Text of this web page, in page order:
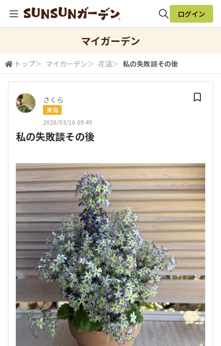
検索
ログイン
マイガーデン
トップ＞ マイガーデン＞ 花活＞ 私の失敗談その後
さくら
東海
2026/03/16 09:49
私の失敗談その後